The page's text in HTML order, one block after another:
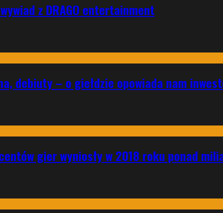
z DRAGO entertainment
debiuty – o giełdzie opowiada nam
gier wyniosły w 2018 roku ponad